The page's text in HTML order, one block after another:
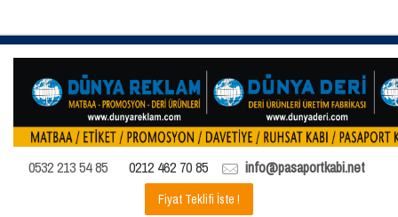
0532 213 54 85 0212 462 70 85 info@pasaportkabi.net
Fiyat Teklifi İste !